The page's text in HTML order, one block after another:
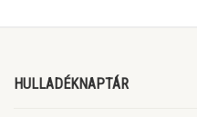
HULLADÉKNAPTÁR